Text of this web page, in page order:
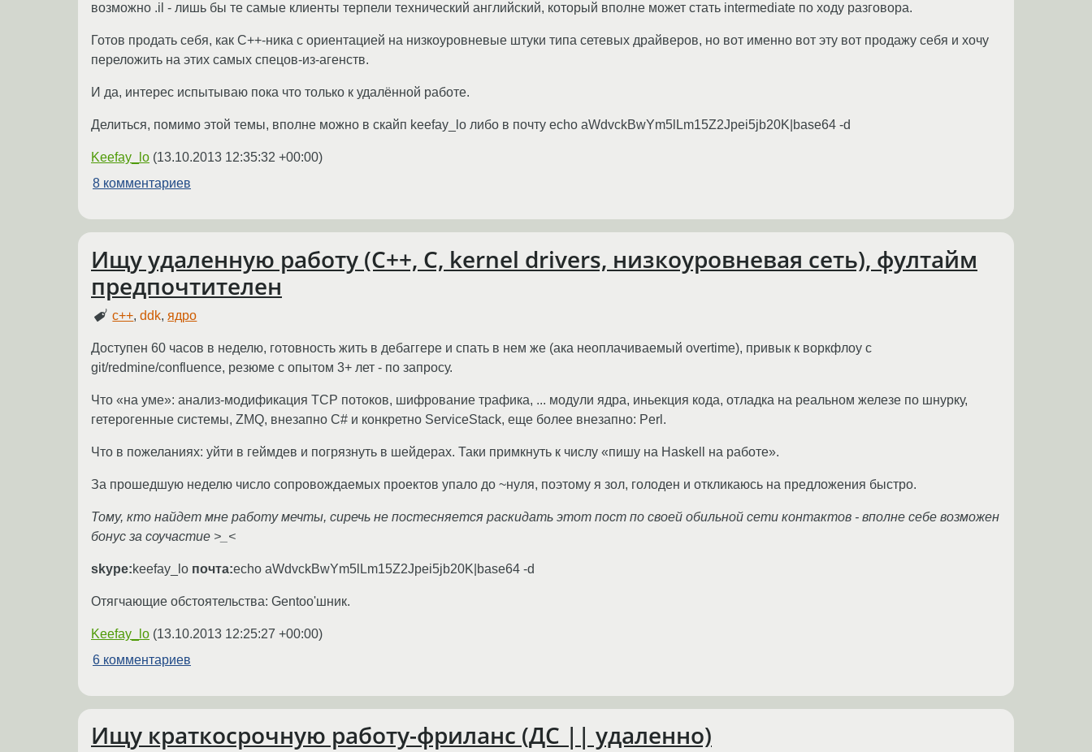
возможно .il - лишь бы те самые клиенты терпели технический английский, который вполне может стать intermediate по ходу разговора.
Готов продать себя, как C++-ника с ориентацией на низкоуровневые штуки типа сетевых драйверов, но вот именно вот эту вот продажу себя и хочу
переложить на этих самых спецов-из-агенств.
И да, интерес испытываю пока что только к удалённой работе.
Делиться, помимо этой темы, вполне можно в скайп keefay_lo либо в почту echo aWdvckBwYm5lLm15Z2Jpei5jb20K|base64 -d
Keefay_lo (13.10.2013 12:35:32 +00:00)
8 комментариев
Ищу удаленную работу (C++, C, kernel drivers, низкоуровневая сеть), фултайм
предпочтителен
c++,ddk, ядро
Доступен 60 часов в неделю, готовность жить в дебаггере и спать в нем же (ака неоплачиваемый overtime), привык к воркфлоу с
git/redmine/confluence, резюме с опытом 3+ лет - по запросу.
Что «на уме»: анализ-модификация TCP потоков, шифрование трафика, ... модули ядра, иньекция кода, отладка на реальном железе по шнурку,
гетерогенные системы, ZMQ, внезапно C# и конкретно ServiceStack, еще более внезапно: Perl.
Что в пожеланиях: уйти в геймдев и погрязнуть в шейдерах. Таки примкнуть к числу «пишу на Haskell на работе».
За прошедшую неделю число сопровождаемых проектов упало до ~нуля, поэтому я зол, голоден и откликаюсь на предложения быстро.
Тому, кто найдет мне работу мечты, сиречь не постесняется раскидать этот пост по своей обильной сети контактов - вполне себе возможен
бонус за соучастие >_<
skype:keefay_lo почта:echo aWdvckBwYm5lLm15Z2Jpei5jb20K|base64 -d
Отягчающие обстоятельства: Gentoo'шник.
Keefay_lo (13.10.2013 12:25:27 +00:00)
6 комментариев
Ищу краткосрочную работу-фриланс (ДС || удаленно)